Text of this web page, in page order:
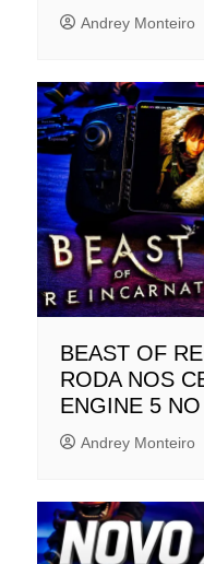
Andrey Monteiro
BEAST OF
RODA NOS
ENGINE 5
Andrey Monteiro